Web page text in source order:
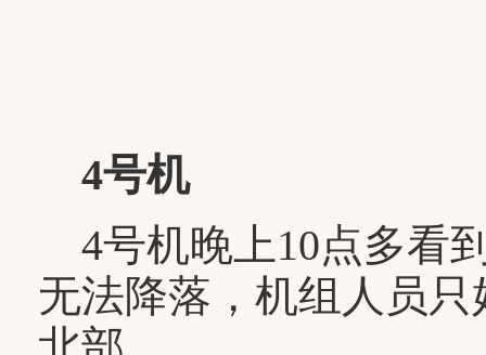
4号机
4号机晚上10点多看
无法降落，机组人员